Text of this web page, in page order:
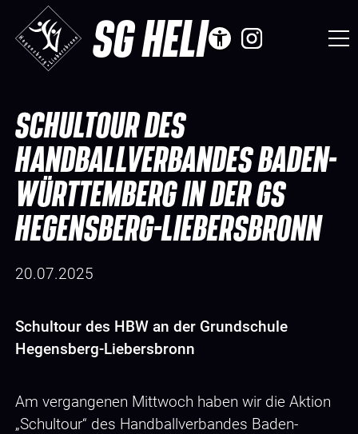
SG HELI
SCHULTOUR DES
HANDBALLVERBANDES BADEN-
WÜRTTEMBERG IN DER GS
HEGENSBERG-LIEBERSBRONN
20.07.2025
Schultour des HBW an der Grundschule
Hegensberg-Liebersbronn
Am vergangenen Mittwoch haben wir die Aktion
„Schultour“ des Handballverbandes Baden-